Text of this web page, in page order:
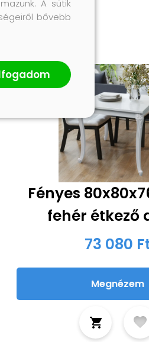
Fényes
fehér étkező
73 080
Megnézem
A sütik
bővebb